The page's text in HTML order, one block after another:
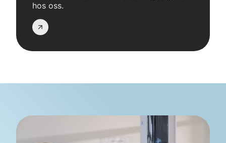
hos oss.
Les